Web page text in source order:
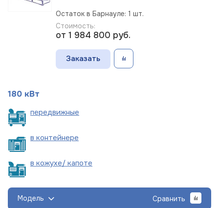
Остаток в Барнауле: 1 шт.
Стоимость:
от 1 984 800 руб.
Заказать
180 кВт
передвижные
в контейнере
в кожухе/ капоте
Модель Сравнить